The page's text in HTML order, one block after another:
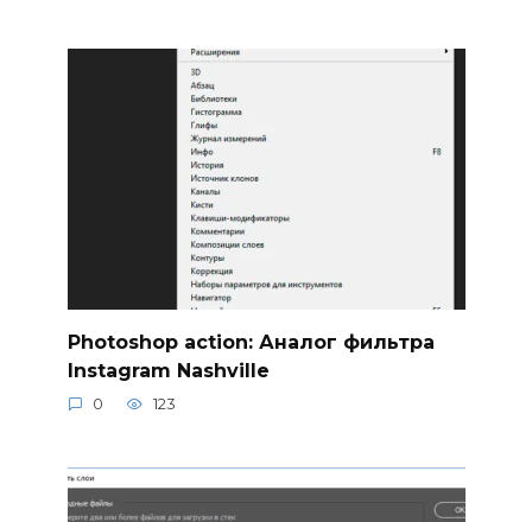
Photoshop action: Аналог фильтра
Instagram Nashville
0 123